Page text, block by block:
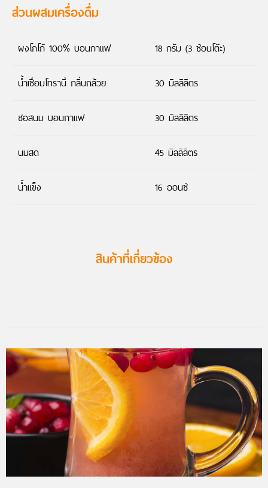
ส่วนผสมเครื่องดื่ม
ผงโกโก้ 100% บอนกาแฟ 18 กรัม (3 ช้อนโต๊ะ)
น้ำเชื่อมโทรานี่ กลิ่นกล้วย 30 มิลลิลิตร
ซอสนม บอนกาแฟ 30 มิลลิลิตร
นมสด 45 มิลลิลิตร
น้ำแข็ง 16 ออนซ์
สินค้าที่เกี่ยวข้อง